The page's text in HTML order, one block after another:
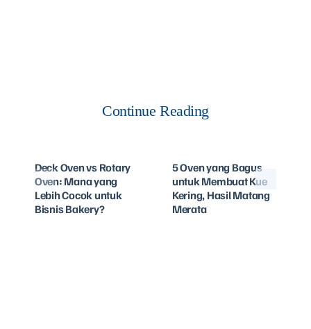
Continue Reading
Deck Oven vs Rotary
Oven: Mana yang
Lebih Cocok untuk
Bisnis Bakery?
5 Oven yang Bagus
untuk Membuat Kue
Kering, Hasil Matang
Merata